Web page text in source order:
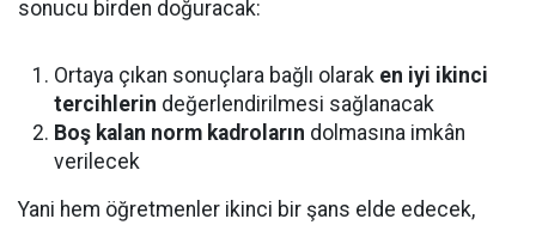
sonucu birden doğuracak:
Ortaya çıkan sonuçlara bağlı olarak en iyi ikinci
tercihlerin değerlendirilmesi sağlanacak
Boş kalan norm kadroların dolmasına imkân
verilecek
Yani hem öğretmenler ikinci bir şans elde edecek,